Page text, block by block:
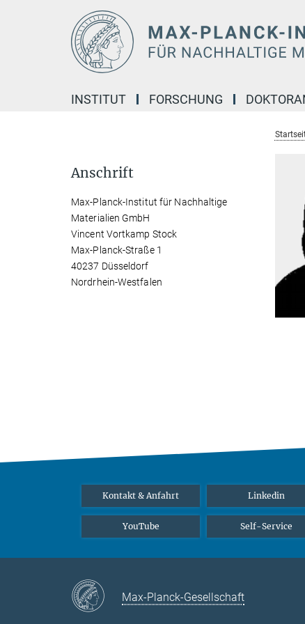
INSTITUT FORSCHUNG
Anschrift
Max-Planck-Institut für Nachhaltige
Materialien GmbH
Vincent Vortkamp Stock
Max-Planck-Straße 1
40237 Düsseldorf
Nordrhein-Westfalen
Kontakt & Anfahrt Linkedin
YouTube Self-Service
Max-Planck-Gesellschaft